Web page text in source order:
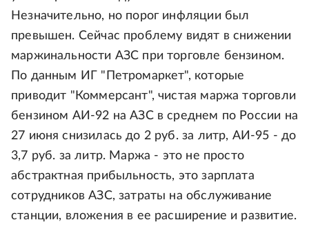
Незначительно, но порог инфляции был
превышен. Сейчас проблему видят в снижении
маржинальности АЗС при торговле бензином.
По данным ИГ "Петромаркет", которые
приводит "Коммерсант", чистая маржа торговли
бензином АИ-92 на АЗС в среднем по России на
27 июня снизилась до 2 руб. за литр, АИ-95 - до
3,7 руб. за литр. Маржа - это не просто
абстрактная прибыльность, это зарплата
сотрудников АЗС, затраты на обслуживание
станции, вложения в ее расширение и развитие.